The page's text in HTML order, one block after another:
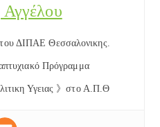
ΔΙΠΑΕ Θεσσαλονικης.
Πρόγραμμα
Υγειας 》στο Α.Π.Θ